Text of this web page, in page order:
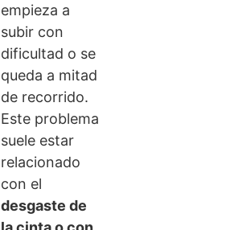
empieza a
subir con
dificultad o se
queda a mitad
de recorrido.
Este problema
suele estar
relacionado
con el
desgaste de